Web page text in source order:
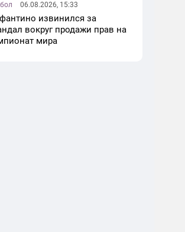
06.08.2026, 15:33
извинился за
вокруг продажи прав на
мира